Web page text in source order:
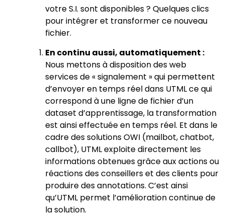
votre S.I. sont disponibles ? Quelques clics
pour intégrer et transformer ce nouveau
fichier.
En continu aussi, automatiquement :
Nous mettons à disposition des web
services de « signalement » qui permettent
d’envoyer en temps réel dans UTML ce qui
correspond à une ligne de fichier d’un
dataset d’apprentissage, la transformation
est ainsi effectuée en temps réel. Et dans le
cadre des solutions OWI (mailbot, chatbot,
callbot), UTML exploite directement les
informations obtenues grâce aux actions ou
réactions des conseillers et des clients pour
produire des annotations. C’est ainsi
qu’UTML permet l’amélioration continue de
la solution.